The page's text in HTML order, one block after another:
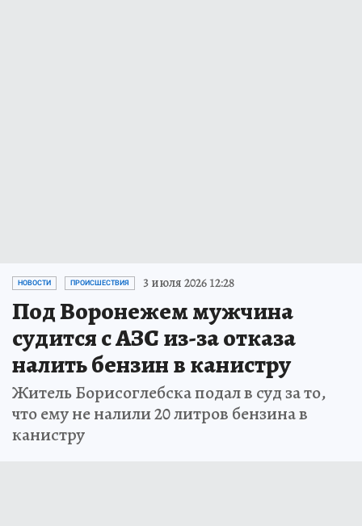
НОВОСТИ ПРОИСШЕСТВИЯ 3 июля 2026 12:28
Под Воронежем мужчина
судится с АЗС из-за отказа
налить бензин в канистру
Житель Борисоглебска подал в суд за то,
что ему не налили 20 литров бензина в
канистру